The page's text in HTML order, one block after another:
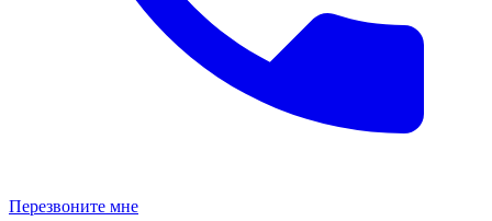
Перезвоните мне